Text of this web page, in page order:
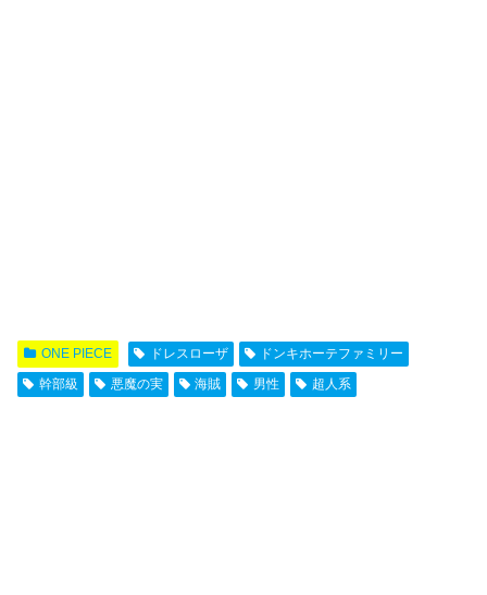
ONE PIECE ドレスローザ
ドンキホーテファミリー
幹部級
悪魔の実 海賊 男性 超人系